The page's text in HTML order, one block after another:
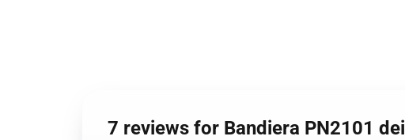
7 reviews for Bandiera PN2101